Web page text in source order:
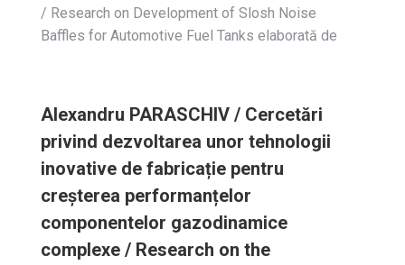
/ Research on Development of Slosh Noise
Baffles for Automotive Fuel Tanks elaborată de
Alexandru PARASCHIV / Cercetări
privind dezvoltarea unor tehnologii
inovative de fabricație pentru
creșterea performanțelor
componentelor gazodinamice
complexe / Research on the